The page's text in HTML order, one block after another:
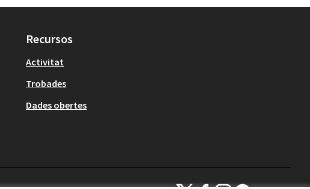
Recursos
Activitat
Trobades
Dades obertes